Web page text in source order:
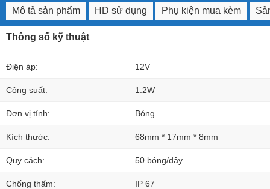
Mô tả sản phẩm HD sử dụng Phụ kiện mua kèm
Thông số kỹ thuật
Điện áp: 12V
Công suất: 1.2W
Đơn vị tính: Bóng
Kích thước: 68mm * 17mm * 8mm
Quy cách: 50 bóng/dây
Chống thấm: IP 67